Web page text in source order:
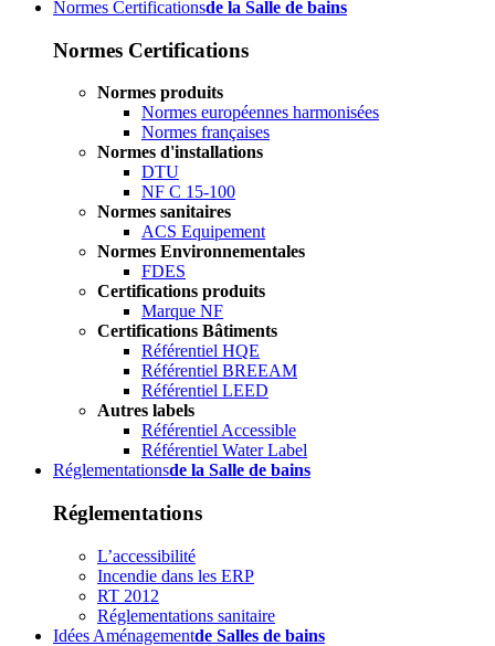
Normes Certificationsde la Salle de bains
Normes Certifications
Normes produits
Normes européennes harmonisées
Normes françaises
Normes d'installations
DTU
NF C 15-100
Normes sanitaires
ACS Equipement
Normes Environnementales
FDES
Certifications produits
Marque NF
Certifications Bâtiments
Référentiel HQE
Référentiel BREEAM
Référentiel LEED
Autres labels
Référentiel Accessible
Référentiel Water Label
Réglementationsde la Salle de bains
Réglementations
L’accessibilité
Incendie dans les ERP
RT 2012
Réglementations sanitaire
Idées Aménagementde Salles de bains